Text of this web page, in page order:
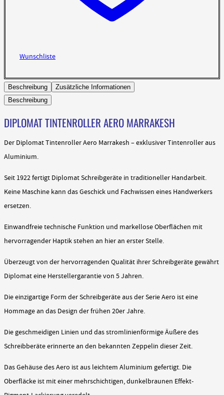
Wunschliste
Beschreibung
Zusätzliche Informationen
Beschreibung
DIPLOMAT TINTENROLLER AERO MARRAKESH
Der Diplomat Tintenroller Aero Marrakesh – exklusiver Tintenroller aus
Aluminium.
Seit 1922 fertigt Diplomat Schreibgeräte in traditioneller Handarbeit.
Keine Maschine kann das Geschick und Fachwissen eines Handwerkers
ersetzen.
Einwandfreie technische Funktion und markellose Oberflächen mit
hervorragender Haptik stehen an hier an erster Stelle.
Überzeugt von der hervorragenden Qualität ihrer Schreibgeräte gewährt
Diplomat eine Herstellergarantie von 5 Jahren.
Die einzigartige Form der Schreibgeräte aus der Serie Aero ist eine
Hommage an das Design der frühen 20er Jahre.
Die geschmeidigen Linien und das stromlinienförmige Äußere des
Schreibberäte erinnerte an den bekannten Zeppelin dieser Zeit.
Das Gehäuse des Aero ist aus leichtem Aluminium gefertigt. Die
Oberfläcke ist mit einer mehrschichtigen, dunkelbraunen Effekt-